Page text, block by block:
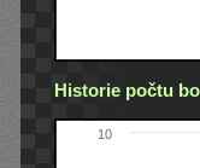
Historie počtu
10